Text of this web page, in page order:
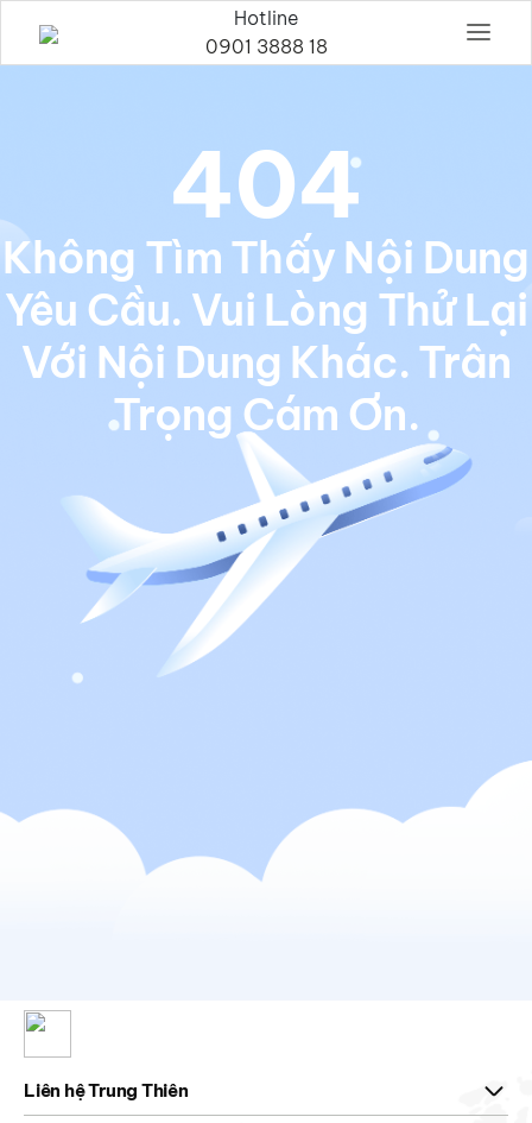
Hotline
0901 3888 18
404
Không Tìm Thấy Nội Dung
Yêu Cầu. Vui Lòng Thử Lại
Với Nội Dung Khác. Trân
Trọng Cám Ơn.
Liên hệ Trung Thiên